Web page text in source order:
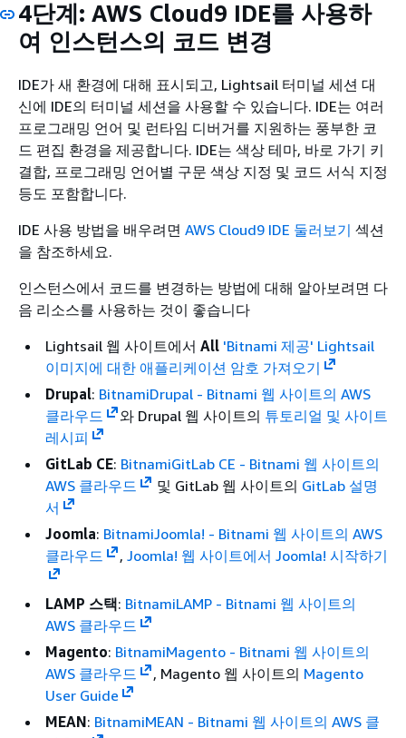
4단계: AWS Cloud9 IDE를 사용하
여 인스턴스의 코드 변경
IDE가 새 환경에 대해 표시되고, Lightsail 터미널 세션 대
신에 IDE의 터미널 세션을 사용할 수 있습니다. IDE는 여러
프로그래밍 언어 및 런타임 디버거를 지원하는 풍부한 코
드 편집 환경을 제공합니다. IDE는 색상 테마, 바로 가기 키
결합, 프로그래밍 언어별 구문 색상 지정 및 코드 서식 지정
등도 포함합니다.
IDE 사용 방법을 배우려면 AWS Cloud9 IDE 둘러보기 섹션
을 참조하세요.
인스턴스에서 코드를 변경하는 방법에 대해 알아보려면 다
음 리소스를 사용하는 것이 좋습니다
Lightsail 웹 사이트에서 All 'Bitnami 제공' Lightsail
이미지에 대한 애플리케이션 암호 가져오기
Drupal: BitnamiDrupal - Bitnami 웹 사이트의 AWS
클라우드
와 Drupal 웹 사이트의 튜토리얼 및 사이트
레시피
GitLab CE: BitnamiGitLab CE - Bitnami 웹 사이트의
AWS 클라우드
및 GitLab 웹 사이트의 GitLab 설명
서
Joomla: BitnamiJoomla! - Bitnami 웹 사이트의 AWS
클라우드
, Joomla! 웹 사이트에서 Joomla! 시작하기
LAMP 스택: BitnamiLAMP - Bitnami 웹 사이트의
AWS 클라우드
Magento: BitnamiMagento - Bitnami 웹 사이트의
AWS 클라우드
, Magento 웹 사이트의 Magento
User Guide
MEAN: BitnamiMEAN - Bitnami 웹 사이트의 AWS 클